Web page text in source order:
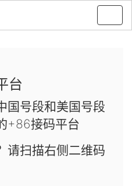
台
国号段和美国号段
+86接码平台
请扫描右侧二维码